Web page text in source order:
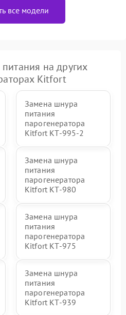
все модели
на других
Kitfort
Замена шнура
питания
парогенератора
Kitfort КТ-995-2
Замена шнура
питания
парогенератора
Kitfort КТ-980
Замена шнура
питания
парогенератора
Kitfort КТ-975
Замена шнура
питания
парогенератора
Kitfort КТ-939